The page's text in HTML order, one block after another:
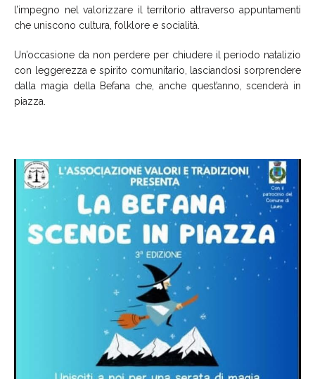
l’impegno nel valorizzare il territorio attraverso appuntamenti
che uniscono cultura, folklore e socialità.
Un’occasione da non perdere per chiudere il periodo natalizio
con leggerezza e spirito comunitario, lasciandosi sorprendere
dalla magia della Befana che, anche quest’anno, scenderà in
piazza.